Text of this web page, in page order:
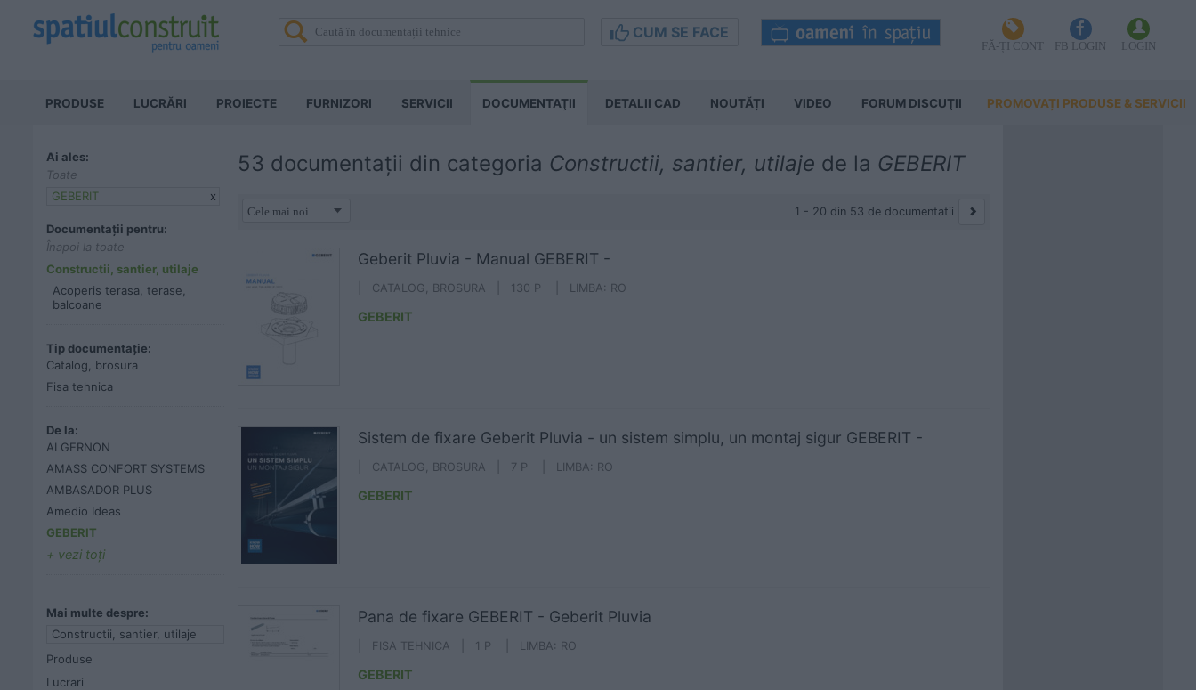
CUM SE FACE
FĂ-ȚI CONT FB LOGIN LOGIN
PRODUSE LUCRĂRI PROIECTE FURNIZORI SERVICII DOCUMENTAŢII DETALII CAD NOUTĂȚI VIDEO FORUM DISCUŢII PROMOVAȚI PRODUSE & SERVICII
Ai ales:
Toate
x
GEBERIT
Documentații pentru:
Înapoi la toate
Constructii, santier, utilaje
Acoperis terasa, terase,
balcoane
Tip documentație:
Catalog, brosura
Fisa tehnica
De la:
ALGERNON
AMASS CONFORT SYSTEMS
AMBASADOR PLUS
Amedio Ideas
GEBERIT
vezi toţi
Mai multe despre:
Constructii, santier, utilaje
Produse
Lucrari
53 documentații din categoria Constructii, santier, utilaje de la GEBERIT
1 - 20 din 53 de documentatii
Geberit Pluvia - Manual GEBERIT -
| CATALOG, BROSURA | 130 P | LIMBA: RO
GEBERIT
Sistem de fixare Geberit Pluvia - un sistem simplu, un montaj sigur GEBERIT -
| CATALOG, BROSURA | 7 P | LIMBA: RO
GEBERIT
Pana de fixare GEBERIT - Geberit Pluvia
| FISA TEHNICA | 1 P | LIMBA: RO
GEBERIT